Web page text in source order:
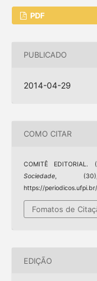
PDF
PUBLICADO
2014-04-29
COMO CITAR
COMITÊ
Sociedade, (30),
https://
Fomatos de
EDIÇÃO